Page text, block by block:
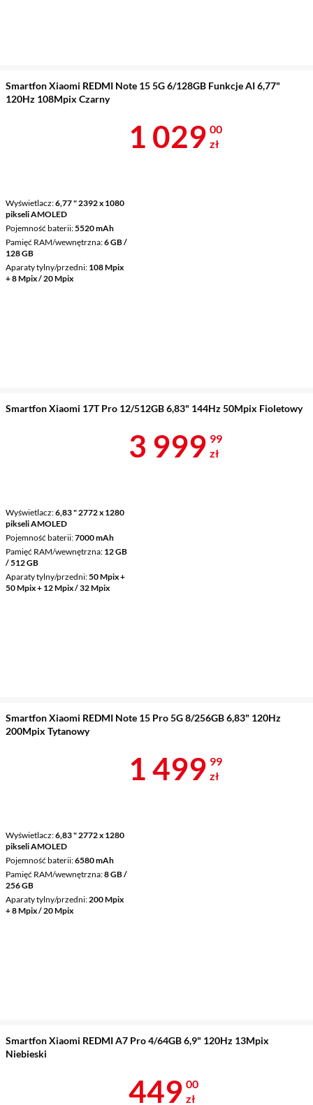
Smartfon Xiaomi REDMI Note 15 5G 6/128GB Funkcje AI 6,77"
120Hz 108Mpix Czarny
Wyświetlacz 6,77 " 2392 x 1080
pikseli AMOLED
Pojemność baterii 5520 mAh
Pamięć RAM/wewnętrzna 6 GB /
128 GB
Aparaty tylny/przedni 108 Mpix
+ 8 Mpix / 20 Mpix
Cena 1 029 zł
1 029 00
zł
Smartfon Xiaomi 17T Pro 12/512GB 6,83" 144Hz 50Mpix Fioletowy
Wyświetlacz 6,83 " 2772 x 1280
pikseli AMOLED
Pojemność baterii 7000 mAh
Pamięć RAM/wewnętrzna 12 GB
/ 512 GB
Aparaty tylny/przedni 50 Mpix +
50 Mpix + 12 Mpix / 32 Mpix
Cena 3
3 999 99
zł
Smartfon Xiaomi REDMI Note 15 Pro 5G 8/256GB 6,83" 120Hz
200Mpix Tytanowy
Wyświetlacz 6,83 " 2772 x 1280
pikseli AMOLED
Pojemność baterii 6580 mAh
Pamięć RAM/wewnętrzna 8 GB /
256 GB
Aparaty tylny/przedni 200 Mpix
+ 8 Mpix / 20 Mpix
Cena 1
1 499 99
zł
Smartfon Xiaomi REDMI A7 Pro 4/64GB 6,9" 120Hz 13Mpix
Niebieski
Cena 449 zł
449 00
zł